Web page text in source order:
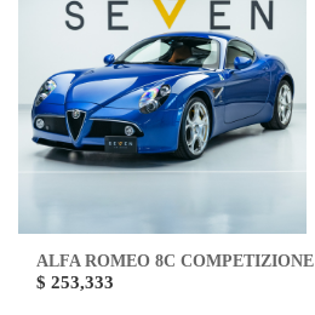
ALFA ROMEO 8C COMPETIZIONE
$ 253,333